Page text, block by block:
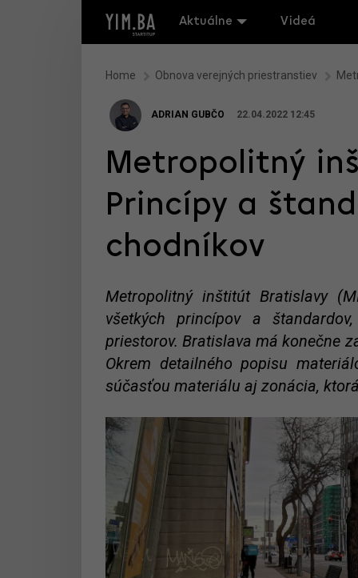
Aktuálne Videá
Home Obnova verejných priestranstiev
ADRIAN GUBČO 22.04.2022 12:45
Metropolitný
Princípy a
chodníkov
Metropolitný inštitút Bratislavy
všetkých princípov a
priestorov. Bratislava má konečne
Okrem detailného popisu
súčasťou materiálu aj zonácia,